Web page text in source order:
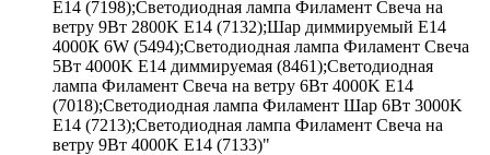
E14 (7198);Светодиодная лампа Филамент Свеча на
ветру 9Вт 2800K E14 (7132);Шар диммируемый Е14
4000К 6W (5494);Светодиодная лампа Филамент Свеча
5Вт 4000K E14 диммируемая (8461);Светодиодная
лампа Филамент Свеча на ветру 6Вт 4000K E14
(7018);Светодиодная лампа Филамент Шар 6Вт 3000K
E14 (7213);Светодиодная лампа Филамент Свеча на
ветру 9Вт 4000K E14 (7133)"